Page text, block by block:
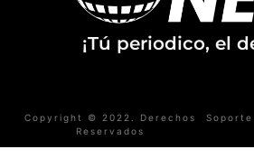
¡Tú periodico, el
Copyright © 2022. Derechos
Reservados